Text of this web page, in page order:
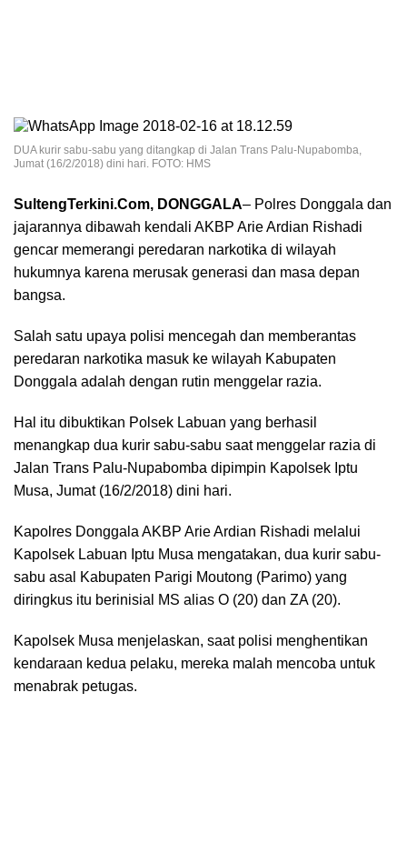
DUA kurir sabu-sabu yang ditangkap di Jalan Trans Palu-Nupabomba,
Jumat (16/2/2018) dini hari. FOTO: HMS
SultengTerkini.Com, DONGGALA– Polres Donggala dan
jajarannya dibawah kendali AKBP Arie Ardian Rishadi
gencar memerangi peredaran narkotika di wilayah
hukumnya karena merusak generasi dan masa depan
bangsa.
Salah satu upaya polisi mencegah dan memberantas
peredaran narkotika masuk ke wilayah Kabupaten
Donggala adalah dengan rutin menggelar razia.
Hal itu dibuktikan Polsek Labuan yang berhasil
menangkap dua kurir sabu-sabu saat menggelar razia di
Jalan Trans Palu-Nupabomba dipimpin Kapolsek Iptu
Musa, Jumat (16/2/2018) dini hari.
Kapolres Donggala AKBP Arie Ardian Rishadi melalui
Kapolsek Labuan Iptu Musa mengatakan, dua kurir sabu-
sabu asal Kabupaten Parigi Moutong (Parimo) yang
diringkus itu berinisial MS alias O (20) dan ZA (20).
Kapolsek Musa menjelaskan, saat polisi menghentikan
kendaraan kedua pelaku, mereka malah mencoba untuk
menabrak petugas.